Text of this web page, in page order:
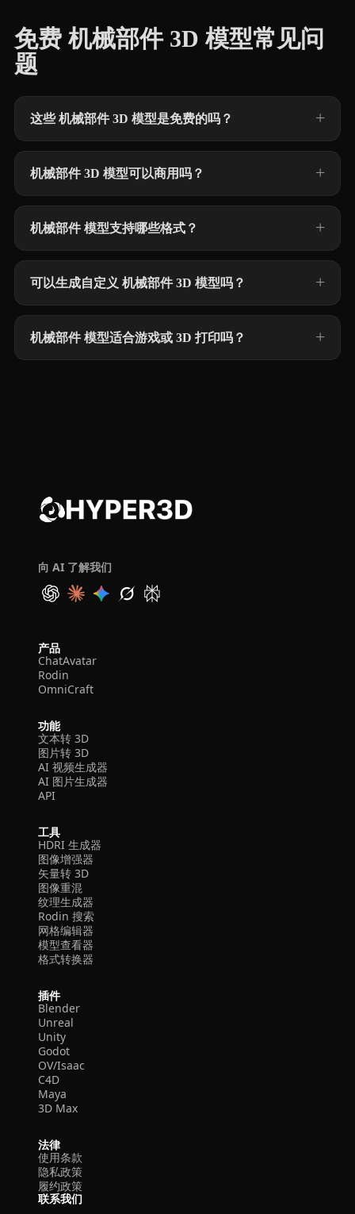
免费 机械部件 3D 模型常见问
题
这些 机械部件 3D 模型是免费的吗？
机械部件 3D 模型可以商用吗？
机械部件 模型支持哪些格式？
可以生成自定义 机械部件 3D 模型吗？
机械部件 模型适合游戏或 3D 打印吗？
向 AI 了解我们
产品
ChatAvatar
Rodin
OmniCraft
功能
文本转 3D
图片转 3D
AI 视频生成器
AI 图片生成器
API
工具
HDRI 生成器
图像增强器
矢量转 3D
图像重混
纹理生成器
Rodin 搜索
网格编辑器
模型查看器
格式转换器
插件
Blender
Unreal
Unity
Godot
OV/Isaac
C4D
Maya
3D Max
法律
使用条款
隐私政策
履约政策
联系我们